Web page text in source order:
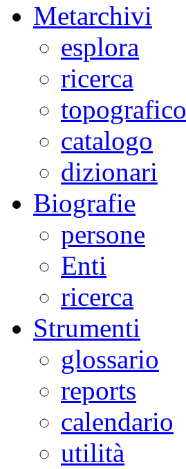
Metarchivi
esplora
ricerca
topografico
catalogo
dizionari
Biografie
persone
Enti
ricerca
Strumenti
glossario
reports
calendario
utilità